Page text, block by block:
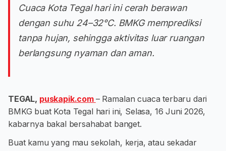
Cuaca Kota Tegal hari ini cerah berawan
dengan suhu 24–32°C. BMKG memprediksi
tanpa hujan, sehingga aktivitas luar ruangan
berlangsung nyaman dan aman.
TEGAL, puskapik.com – Ramalan cuaca terbaru dari
BMKG buat Kota Tegal hari ini, Selasa, 16 Juni 2026,
kabarnya bakal bersahabat banget.
Buat kamu yang mau sekolah, kerja, atau sekadar